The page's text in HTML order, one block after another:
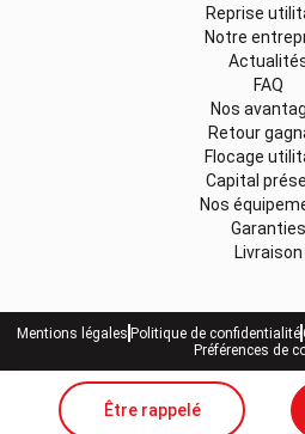
Reprise
Notre
FAQ
Nos
Retour
Flocage
Capital
Nos
Garanties
Livraison
Mentions légales Politique de confidentialité
Préférences de
Être rappelé